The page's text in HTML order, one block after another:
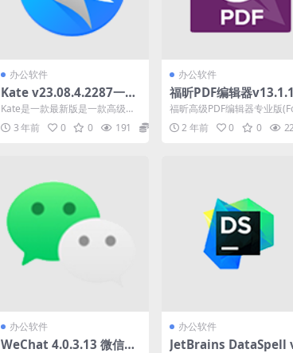
办公软件
Kate v23.08.4.2287一款
最新版是一款高级文本编
辑器
Kate是一款最新版是一款高级文
本编辑器，Kate官方版软件作为
一个KDE应用程...
3 年前 0 0 191
办公软件
福昕PDF编辑器
2432 专业PDF编辑软
色便携版
福昕高级PDF编辑器专业版
PDF Editor Pro中文版,原名...
2 年前 0 0
办公软件
WeChat 4.0.3.13 微信PC
办公软件
JetBrains DataSpell